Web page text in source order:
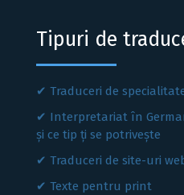
Tipuri de
Traduceri de
Interpretariat în
și ce tip ți se potrivește
Traduceri de site-uri
Texte pentru print